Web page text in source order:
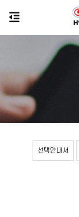
선택안내서